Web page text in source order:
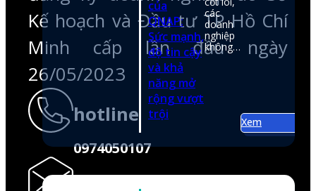
0974050107
email
shop@anfatech.com.vn